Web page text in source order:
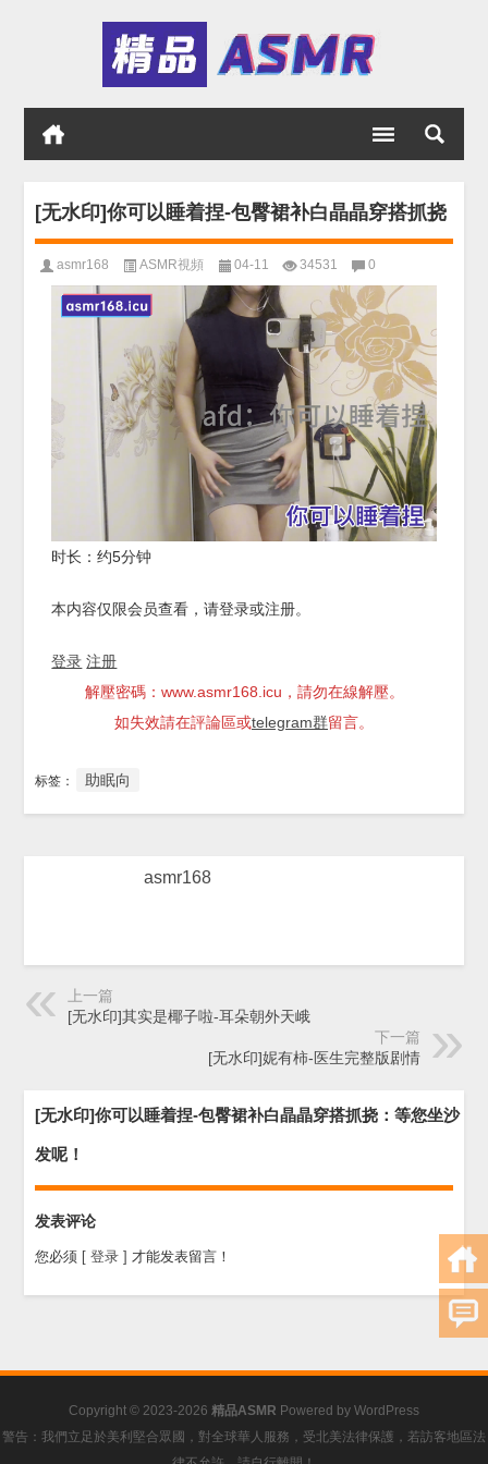
[无水印]你可以睡着捏-包臀裙补白晶晶穿搭抓挠
asmr168 ASMR視頻 04-11 34531 0
时长：约5分钟
本内容仅限会员查看，请登录或注册。
登录 注册
解壓密碼：www.asmr168.icu，請勿在線解壓。
如失效請在評論區或telegram群留言。
标签： 助眠向
asmr168
上一篇
[无水印]其实是椰子啦-耳朵朝外天峨
下一篇
[无水印]妮有柿-医生完整版剧情
[无水印]你可以睡着捏-包臀裙补白晶晶穿搭抓挠：等您坐沙
发呢！
发表评论
您必须 [ 登录 ] 才能发表留言！
Copyright © 2023-2026 精品ASMR Powered by WordPress
警告：我們立足於美利堅合眾國，對全球華人服務，受北美法律保護，若訪客地區法